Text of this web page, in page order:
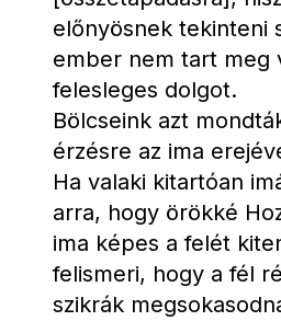
előnyösnek tekinteni
ember nem tart meg
felesleges dolgot.
Bölcseink azt
érzésre az ima
Ha valaki kitartóan
arra, hogy örökké
ima képes a felét
felismeri, hogy a fél
szikrák